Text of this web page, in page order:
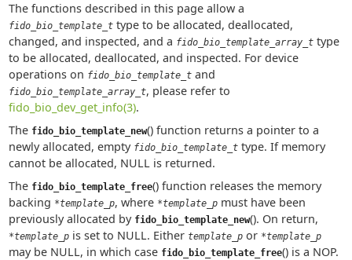
The functions described in this page allow a
fido_bio_template_ttype to be allocated, deallocated,
changed, and inspected, and a fido_bio_template_array_ttype
to be allocated, deallocated, and inspected. For device
operations on fido_bio_template_tand
fido_bio_template_array_t, please refer to
fido_bio_dev_get_info(3).
The fido_bio_template_new() function returns a pointer to a
newly allocated, empty fido_bio_template_ttype. If memory
cannot be allocated, NULL is returned.
The fido_bio_template_free() function releases the memory
backing *template_p, where *template_pmust have been
previously allocated by fido_bio_template_new(). On return,
*template_pis set to NULL. Either template_por *template_p
may be NULL, in which case fido_bio_template_free() is a NOP.